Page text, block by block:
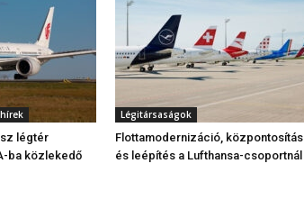
légtér
ba közlekedő
Légitársaságok
Flottamodernizáció, központosítás
és leépítés a Lufthansa-csoportnál